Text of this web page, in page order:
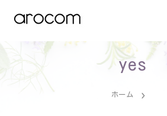
アロマ・香りの嗅覚反応分析｜
嗅覚で心と体を読み解くアロマ・香り
しごと診断。性格から適職、体質まで
yes
ホーム